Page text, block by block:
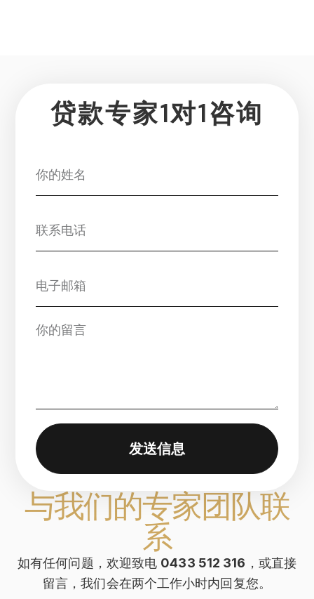
与我们的专家团队联
系
如有任何问题，欢迎致电 0433 512 316 ，或直接
留言，我们会在两个工作小时内回复您。
贷款专家1对1咨询
发送信息